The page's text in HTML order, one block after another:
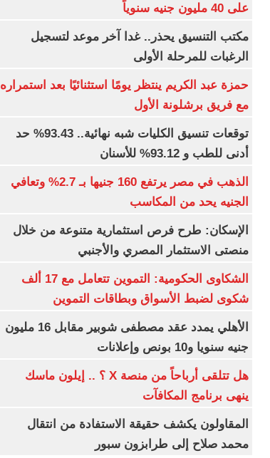
على 40 مليون جنيه سنوياً
مكتب التنسيق يحذر.. غدا آخر موعد لتسجيل
الرغبات للمرحلة الأولى
حمزة عبد الكريم ينتظر يومًا استثنائيًا بعد استمراره
مع فريق برشلونة الأول
توقعات تنسيق الكليات شبه نهائية.. 93.43% حد
أدنى للطب و 93.12% للأسنان
الذهب في مصر يرتفع 160 جنيها بـ 2.7% وتعافي
الجنيه يحد من المكاسب
الإسكان: طرح فرص استثمارية متنوعة من خلال
منصتى الاستثمار المصري والأجنبي
الشكاوى الحكومية: التموين تتعامل مع 17 ألف
شكوى لضبط الأسواق وبطاقات التموين
الأهلي يمدد عقد مصطفى شوبير مقابل 16 مليون
جنيه سنويا و10 بونص وإعلانات
هل تتلقى أرباحاً من منصة X ؟ .. إيلون ماسك
ينهى برنامج المكافآت
المقاولون يكشف حقيقة الاستفادة من انتقال
محمد صلاح إلى طرابزون سبور